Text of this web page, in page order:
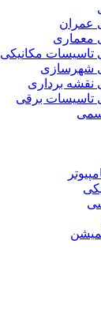
عمران
معماری
تاسیسات مکانیکی
شهرسازی
نقشه برداری
تاسیسات برقی